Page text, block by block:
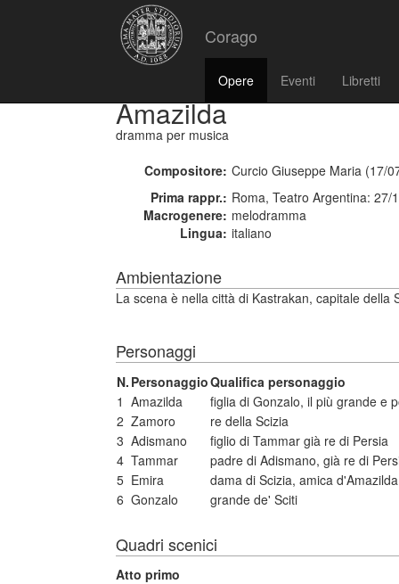
Corago
Opere Eventi Libretti
Amazilda
dramma per musica
Compositore: Curcio Giuseppe Maria (17/
Prima rappr.: Roma, Teatro Argentina: 27/
Macrogenere: melodramma
Lingua: italiano
Ambientazione
La scena è nella città di Kastrakan, capitale della
Personaggi
N. PersonaggioQualifica personaggio
1 Amazilda
figlia di Gonzalo, il più grande e
2 Zamoro
re della Scizia
3 Adismano
figlio di Tammar già re di Persia
4 Tammar
padre di Adismano, già re di
5 Emira
dama di Scizia, amica d'Amazilda
6 Gonzalo grande de' Sciti
Quadri scenici
Atto primo